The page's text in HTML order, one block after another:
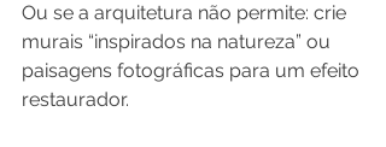
Ou se a arquitetura não permite: crie
murais “inspirados na natureza” ou
paisagens fotográficas para um efeito
restaurador.